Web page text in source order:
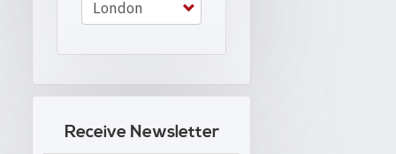
Receive Newsletter